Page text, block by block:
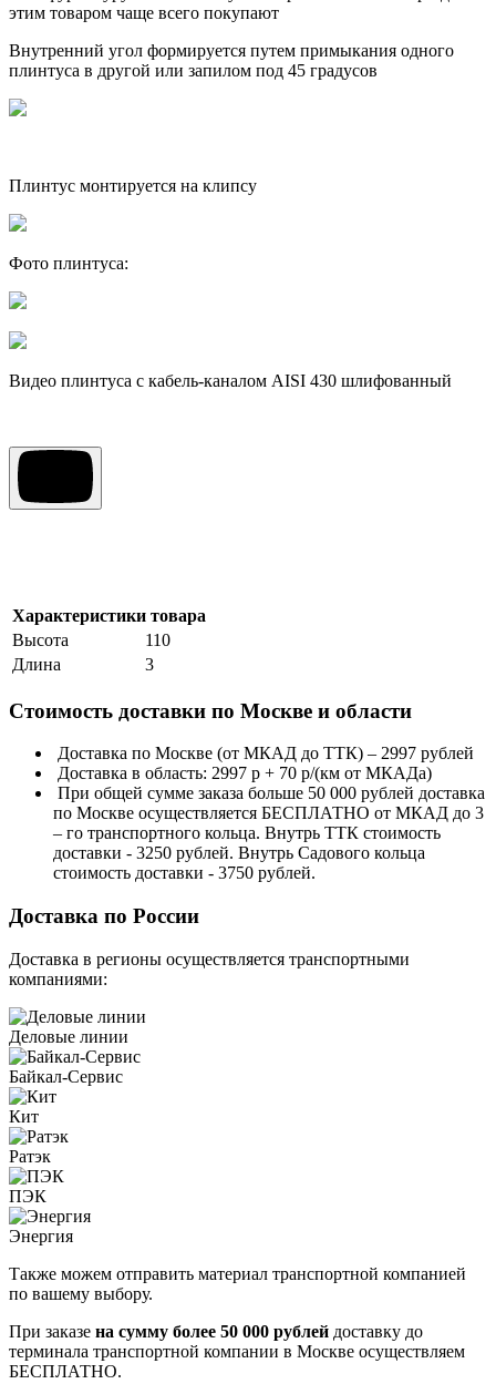
этим товаром чаще всего покупают
Внутренний угол формируется путем примыкания одного
плинтуса в другой или запилом под 45 градусов
Плинтус монтируется на клипсу
Фото плинтуса:
Видео плинтуса с кабель-каналом AISI 430 шлифованный
Характеристики товара
Высота
110
Длина
3
Стоимость доставки по Москве и области
Доставка по Москве (от МКАД до ТТК) – 2997 рублей
Доставка в область: 2997 р + 70 р/(км от МКАДа)
При общей сумме заказа больше 50 000 рублей доставка
по Москве осуществляется БЕСПЛАТНО от МКАД до 3
– го транспортного кольца. Внутрь ТТК стоимость
доставки - 3250 рублей. Внутрь Садового кольца
стоимость доставки - 3750 рублей.
Доставка по России
Доставка в регионы осуществляется транспортными
компаниями:
Деловые линии
Байкал-Сервис
Кит
Ратэк
ПЭК
Энергия
Также можем отправить материал транспортной компанией
по вашему выбору.
При заказе на сумму более 50 000 рублей доставку до
терминала транспортной компании в Москве осуществляем
БЕСПЛАТНО.